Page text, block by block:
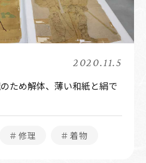
2020.11.5
ため解体、薄い和紙と絹で
＃修理 ＃着物